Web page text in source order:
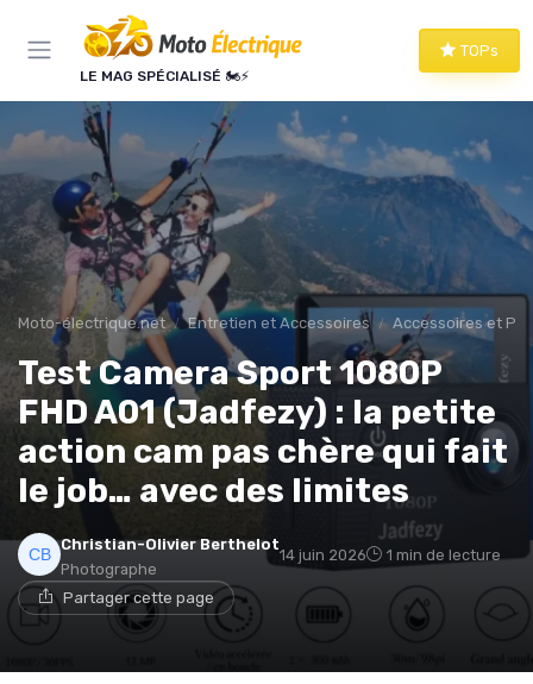
LE MAG SPÉCIALISÉ 🏍️⚡
TOPs
Moto-électrique.net Entretien et Accessoires Accessoires et
Test Camera Sport 1080P
FHD A01 (Jadfezy) : la petite
action cam pas chère qui fait
le job… avec des limites
Christian-Olivier Berthelot
Photographe
14 juin 2026 1 min de lecture
Partager cette page
Panneau de gestion des cookies